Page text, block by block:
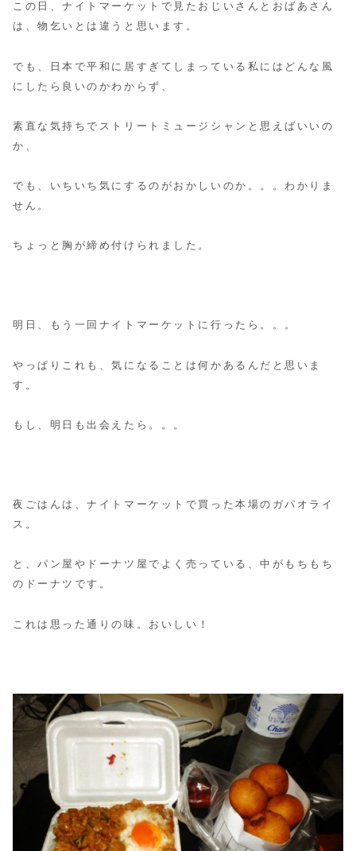
この日、ナイトマーケットで見たおじいさんとおばあさん
は、物乞いとは違うと思います。
でも、日本で平和に居すぎてしまっている私にはどんな風
にしたら良いのかわからず、
素直な気持ちでストリートミュージシャンと思えばいいの
か、
でも、いちいち気にするのがおかしいのか。。。わかりま
せん。
ちょっと胸が締め付けられました。
明日、もう一回ナイトマーケットに行ったら。。。
やっぱりこれも、気になることは何かあるんだと思いま
す。
もし、明日も出会えたら。。。
夜ごはんは、ナイトマーケットで買った本場のガパオライ
ス。
と、パン屋やドーナツ屋でよく売っている、中がもちもち
のドーナツです。
これは思った通りの味。おいしい！